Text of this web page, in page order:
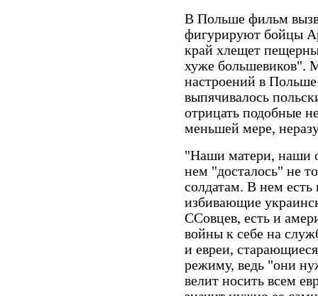
В Польше фильм
фигурируют бойцы
край хлещет
хуже большевиков".
настроений в Польше
выпячивалось
отрицать подобные
меньшей мере,
"Наши матери, наши
нем "досталось" не
солдатам. В нем
избивающие
ССовцев, есть и
войны к себе на
и евреи,
режиму, ведь "они
велит носить всем